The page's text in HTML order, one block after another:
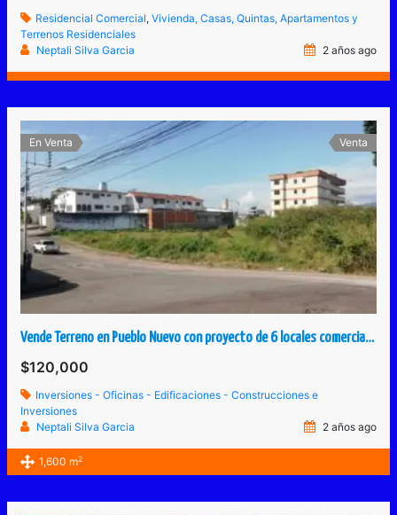
Residencial Comercial,Vivienda, Casas, Quintas, Apartamentos y
Terrenos Residenciales
Neptali Silva Garcia
2 años ago
En Venta Venta
Vende Terreno en Pueblo Nuevo con proyecto de 6 locales comerciales y 12 apartamentos
$120,000
Inversiones - Oficinas - Edificaciones - Construcciones e
Inversiones
Neptali Silva Garcia
2 años ago
1,600 m2